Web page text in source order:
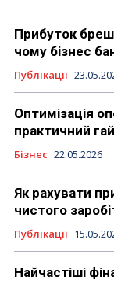
Прибуток
чому бізнес
Публікації
Оптимізація
практичний
Бізнес 22.05.2026
Як рахувати
чистого
Публікації
Найчастіші